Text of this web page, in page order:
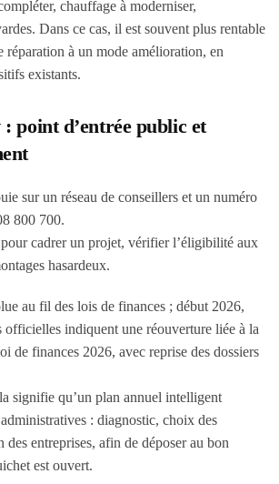
chauffage à moderniser,
Dans ce cas, il est souvent plus rentable
réparation à un mode amélioration, en
existants.
point d’entrée public et
sur un réseau de conseillers et un numéro
800 700.
cadrer un projet, vérifier l’éligibilité aux
hasardeux.
au fil des lois de finances ; début 2026,
officielles indiquent une réouverture liée à la
de finances 2026, avec reprise des dossiers
signifie qu’un plan annuel intelligent
: diagnostic, choix des
entreprises, afin de déposer au bon
est ouvert.